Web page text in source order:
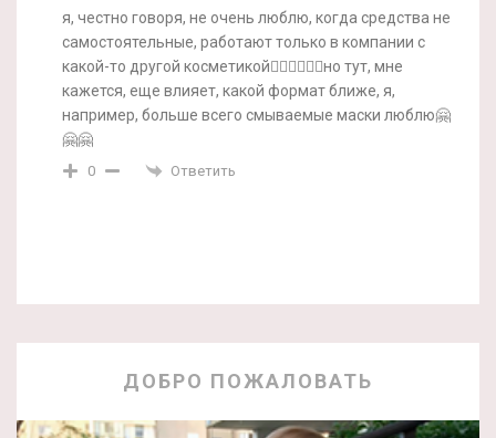
я, честно говоря, не очень люблю, когда средства не
самостоятельные, работают только в компании с
какой-то другой косметикой🤷‍♀️🤷‍♀️🤷‍♀️но тут, мне
кажется, еще влияет, какой формат ближе, я,
например, больше всего смываемые маски люблю🤗
🤗🤗
0 Ответить
ДОБРО ПОЖАЛОВАТЬ